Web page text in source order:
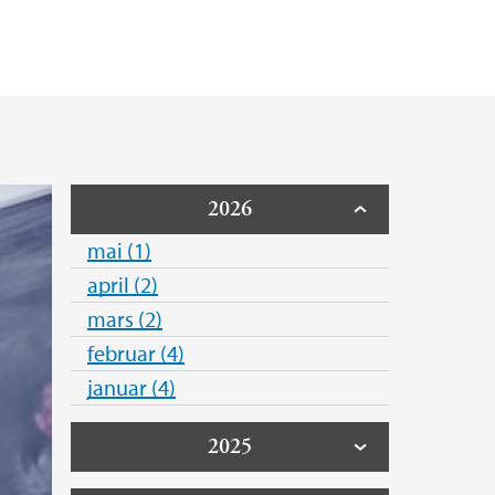
2026
mai (1)
april (2)
mars (2)
februar (4)
januar (4)
2025